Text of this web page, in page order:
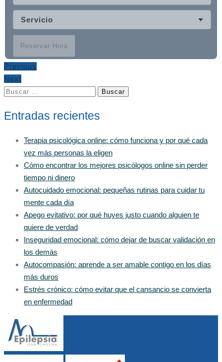
Servicio
Reservar Hora
Previous
Next
Buscar:
Entradas recientes
Terapia psicológica online: cómo funciona y por qué cada
vez más personas la eligen
Cómo encontrar los mejores psicólogos online sin perder
tiempo ni dinero
Autocuidado emocional: pequeñas rutinas para cuidar tu
mente cada día
Apego evitativo: por qué huyes justo cuando alguien te
quiere de verdad
Inseguridad emocional: cómo dejar de buscar validación en
los demás
Autocompasión: aprende a ser amable contigo en los días
más duros
Estrés crónico: cómo evitar que el cansancio se convierta
en enfermedad